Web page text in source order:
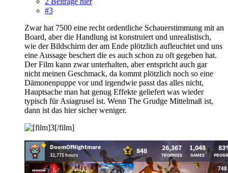
#3
Zwar hat 7500 eine recht ordentliche Schauerstimmung mit an
Board, aber die Handlung ist konstruiert und unrealistisch,
wie der Bildschirm der am Ende plötzlich aufleuchtet und uns
eine Aussage beschert die es auch schon zu oft gegeben hat.
Der Film kann zwar unterhalten, aber entspricht auch gar
nicht meinen Geschmack, da kommt plötzlich noch so eine
Dämonenpuppe vor und irgendwie passt das alles nicht,
Hauptsache man hat genug Effekte geliefert was wieder
typisch für Asiagrusel ist. Wenn The Grudge Mittelmaß ist,
dann ist das hier sicher weniger.